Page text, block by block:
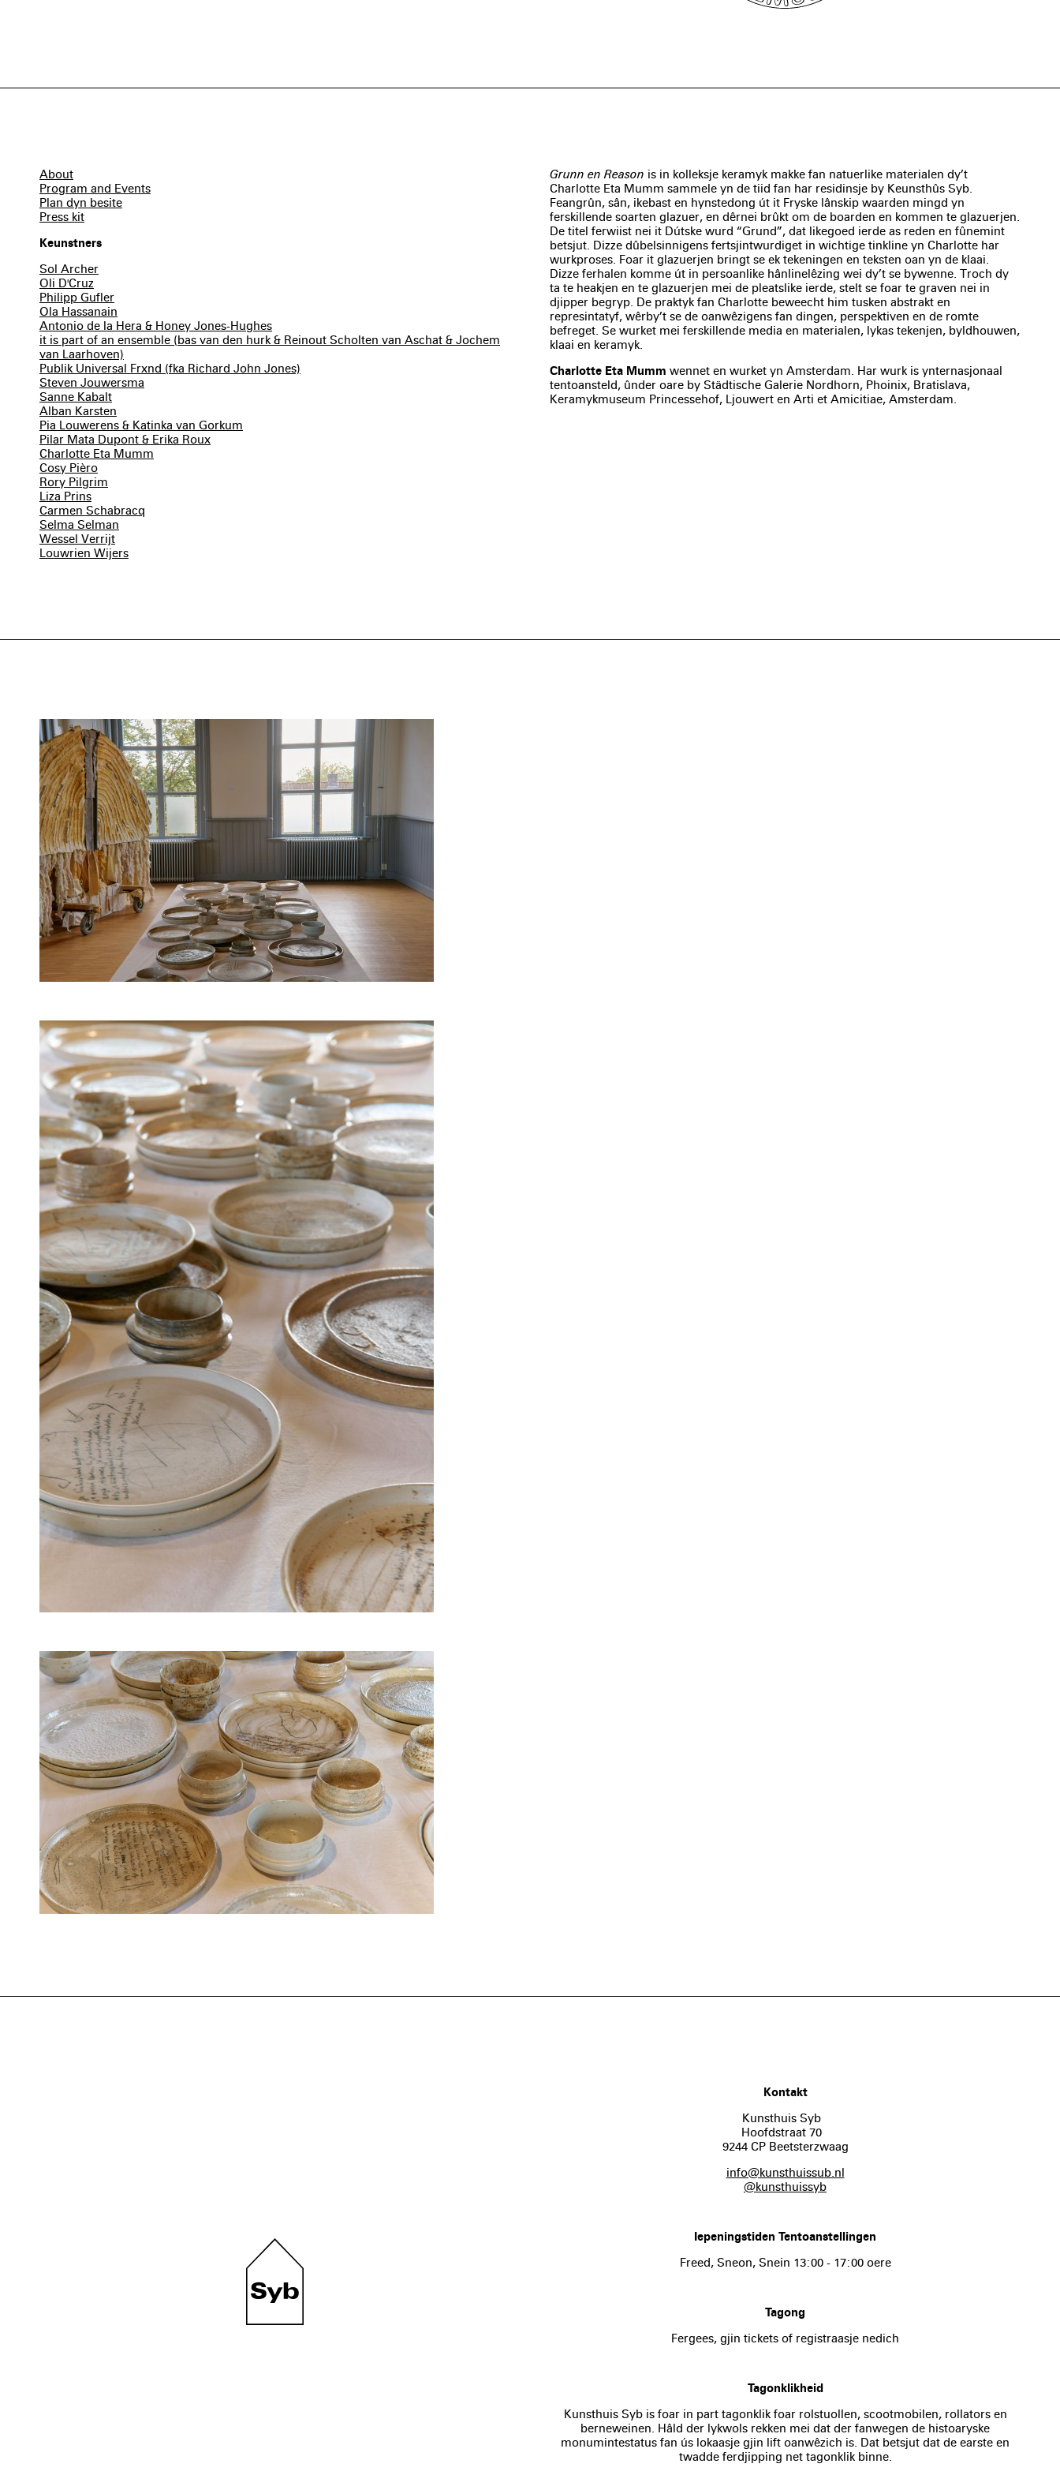
About
Program and Events
Plan dyn besite
Press kit
Keunstners
Sol Archer
Oli D'Cruz
Philipp Gufler
Ola Hassanain
Antonio de la Hera & Honey Jones-Hughes
it is part of an ensemble (bas van den hurk & Reinout Scholten van Aschat & Jochem
van Laarhoven)
Publik Universal Frxnd (fka Richard John Jones)
Steven Jouwersma
Sanne Kabalt
Alban Karsten
Pia Louwerens & Katinka van Gorkum
Pilar Mata Dupont & Erika Roux
Charlotte Eta Mumm
Cosy Pièro
Rory Pilgrim
Liza Prins
Carmen Schabracq
Selma Selman
Wessel Verrijt
Louwrien Wijers
Grunn en Reason is in kolleksje keramyk makke fan natuerlike materialen dy’t
Charlotte Eta Mumm sammele yn de tiid fan har residinsje by Keunsthûs Syb.
Feangrûn, sân, ikebast en hynstedong út it Fryske lânskip waarden mingd yn
ferskillende soarten glazuer, en dêrnei brûkt om de boarden en kommen te glazuerjen.
De titel ferwiist nei it Dútske wurd “Grund”, dat likegoed ierde as reden en fûnemint
betsjut. Dizze dûbelsinnigens fertsjintwurdiget in wichtige tinkline yn Charlotte har
wurkproses. Foar it glazuerjen bringt se ek tekeningen en teksten oan yn de klaai.
Dizze ferhalen komme út in persoanlike hânlinelêzing wei dy’t se bywenne. Troch dy
ta te heakjen en te glazuerjen mei de pleatslike ierde, stelt se foar te graven nei in
djipper begryp. De praktyk fan Charlotte beweecht him tusken abstrakt en
represintatyf, wêrby’t se de oanwêzigens fan dingen, perspektiven en de romte
befreget. Se wurket mei ferskillende media en materialen, lykas tekenjen, byldhouwen,
klaai en keramyk.
Charlotte Eta Mumm wennet en wurket yn Amsterdam. Har wurk is ynternasjonaal
tentoansteld, ûnder oare by Städtische Galerie Nordhorn, Phoinix, Bratislava,
Keramykmuseum Princessehof, Ljouwert en Arti et Amicitiae, Amsterdam.
Kontakt
Kunsthuis Syb
Hoofdstraat 70
9244 CP Beetsterzwaag
info@kunsthuissub.nl
@kunsthuissyb
Iepeningstiden Tentoanstellingen
Freed, Sneon, Snein 13:00 - 17:00 oere
Tagong
Fergees, gjin tickets of registraasje nedich
Tagonklikheid
Kunsthuis Syb is foar in part tagonklik foar rolstuollen, scootmobilen, rollators en
berneweinen. Hâld der lykwols rekken mei dat der fanwegen de histoaryske
monumintestatus fan ús lokaasje gjin lift oanwêzich is. Dat betsjut dat de earste en
twadde ferdjipping net tagonklik binne.